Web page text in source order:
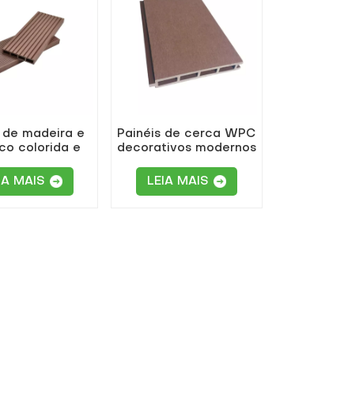
madeira e
colorida e
MAIS
Painéis de cerca WPC
decorativos modernos
LEIA MAIS